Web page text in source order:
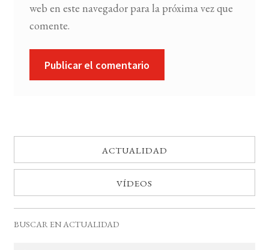
web en este navegador para la próxima vez que
comente.
ACTUALIDAD
VÍDEOS
BUSCAR EN ACTUALIDAD